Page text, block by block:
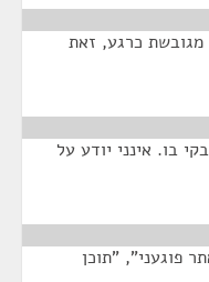
מגובשת כרגע, זאת
בו. אינני יודע על
פוגעני", "תוכן